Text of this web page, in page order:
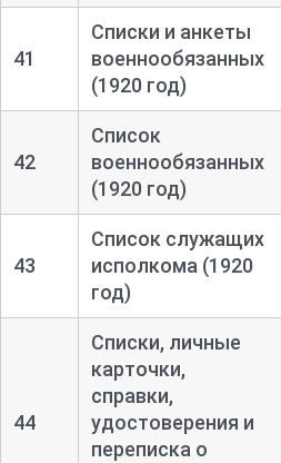
41
Списки и анкеты
военнообязанных
(1920 год)
42
Список
военнообязанных
(1920 год)
43
Список служащих
исполкома (1920
год)
44
Списки, личные
карточки,
справки,
удостоверения и
переписка о